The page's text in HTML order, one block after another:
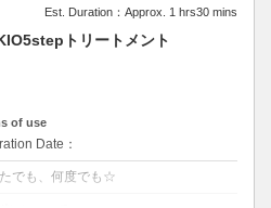
Est. Duration：Approx. 1 hrs30 mins
トリートメント
of use
Date：
でも、何度でも☆